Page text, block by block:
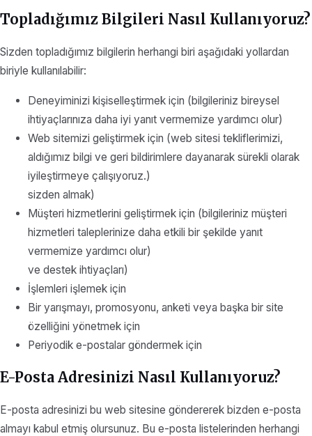
Topladığımız Bilgileri Nasıl Kullanıyoruz?
Sizden topladığımız bilgilerin herhangi biri aşağıdaki yollardan
biriyle kullanılabilir:
Deneyiminizi kişiselleştirmek için (bilgileriniz bireysel
ihtiyaçlarınıza daha iyi yanıt vermemize yardımcı olur)
Web sitemizi geliştirmek için (web sitesi tekliflerimizi,
aldığımız bilgi ve geri bildirimlere dayanarak sürekli olarak
iyileştirmeye çalışıyoruz.)
sizden almak)
Müşteri hizmetlerini geliştirmek için (bilgileriniz müşteri
hizmetleri taleplerinize daha etkili bir şekilde yanıt
vermemize yardımcı olur)
ve destek ihtiyaçları)
İşlemleri işlemek için
Bir yarışmayı, promosyonu, anketi veya başka bir site
özelliğini yönetmek için
Periyodik e-postalar göndermek için
E-Posta Adresinizi Nasıl Kullanıyoruz?
E-posta adresinizi bu web sitesine göndererek bizden e-posta
almayı kabul etmiş olursunuz. Bu e-posta listelerinden herhangi